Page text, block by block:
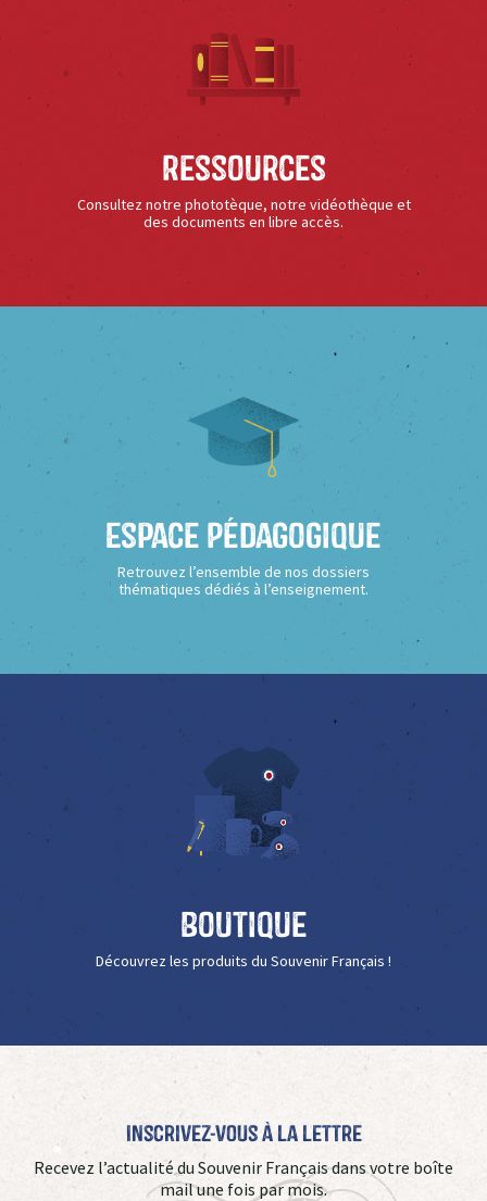
Ressources
Consultez notre phototèque, notre vidéothèque et
des documents en libre accès.
Espace Pédagogique
Retrouvez l’ensemble de nos dossiers
thématiques dédiés à l’enseignement.
Boutique
Découvrez les produits du Souvenir Français !
Inscrivez-vous à La Lettre
Recevez l’actualité du Souvenir Français dans votre boîte
mail une fois par mois.